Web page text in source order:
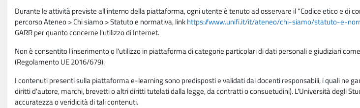
Durante le attività previste all'interno della piattaforma, ogni utente è tenuto ad osservare il "Codice etico e di
percorso Ateneo > Chi siamo > Statuto e normativa, linkhttps://www.unifi.it/it/ateneo/chi-siamo/statuto-e-
GARR per quanto concerne l'utilizzo di Internet.
Non è consentito l'inserimento o l'utilizzo in piattaforma di categorie particolari di dati personali e giudiziari
(Regolamento UE 2016/679).
I contenuti presenti sulla piattaforma e-learning sono predisposti e validati dai docenti responsabili, i quali ne
diritti d'autore, marchi, brevetti o altri diritti tutelati dalla legge, da contratti o consuetudini). L'Università degli
accuratezza o veridicità di tali contenuti.